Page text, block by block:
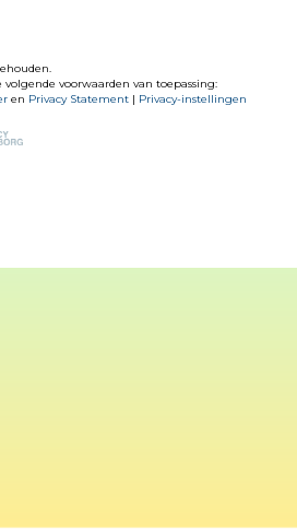
voorwaarden van toepassing:
en Privacy Statement | Privacy-instellingen